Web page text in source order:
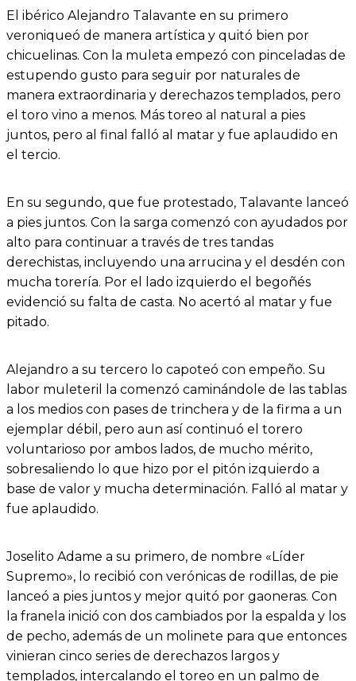
El ibérico Alejandro Talavante en su primero
veroniqueó de manera artística y quitó bien por
chicuelinas. Con la muleta empezó con pinceladas de
estupendo gusto para seguir por naturales de
manera extraordinaria y derechazos templados, pero
el toro vino a menos. Más toreo al natural a pies
juntos, pero al final falló al matar y fue aplaudido en
el tercio.
En su segundo, que fue protestado, Talavante lanceó
a pies juntos. Con la sarga comenzó con ayudados por
alto para continuar a través de tres tandas
derechistas, incluyendo una arrucina y el desdén con
mucha torería. Por el lado izquierdo el begoñés
evidenció su falta de casta. No acertó al matar y fue
pitado.
Alejandro a su tercero lo capoteó con empeño. Su
labor muleteril la comenzó caminándole de las tablas
a los medios con pases de trinchera y de la firma a un
ejemplar débil, pero aun así continuó el torero
voluntarioso por ambos lados, de mucho mérito,
sobresaliendo lo que hizo por el pitón izquierdo a
base de valor y mucha determinación. Falló al matar y
fue aplaudido.
Joselito Adame a su primero, de nombre «Líder
Supremo», lo recibió con verónicas de rodillas, de pie
lanceó a pies juntos y mejor quitó por gaoneras. Con
la franela inició con dos cambiados por la espalda y los
de pecho, además de un molinete para que entonces
vinieran cinco series de derechazos largos y
templados, intercalando el toreo en un palmo de